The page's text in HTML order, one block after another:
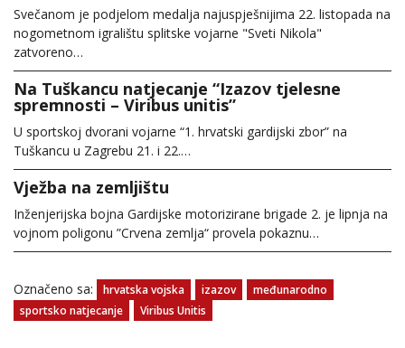
Svečanom je podjelom medalja najuspješnijima 22. listopada na
nogometnom igralištu splitske vojarne "Sveti Nikola"
zatvoreno…
Na Tuškancu natjecanje “Izazov tjelesne
spremnosti – Viribus unitis”
U sportskoj dvorani vojarne “1. hrvatski gardijski zbor” na
Tuškancu u Zagrebu 21. i 22.…
Vježba na zemljištu
Inženjerijska bojna Gardijske motorizirane brigade 2. je lipnja na
vojnom poligonu ”Crvena zemlja“ provela pokaznu…
Označeno sa: hrvatska vojska izazov
međunarodno
sportsko natjecanje
Viribus Unitis